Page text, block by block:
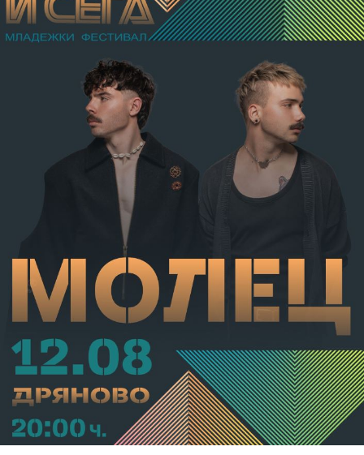
разстройство на здравето, неопасно за живота.
Престъплението бе класифицирано по чл.131 ал.1
т.12 пр.1, вр. чл.130 ал.1 от НК, като А.Н. е освободен
от наказателна отговорност и му е наложено
административно наказание по реда на чл.78а ал.1
от НК – глоба в размер на 306,77 евро.
С постановление на Районна прокуратура-Габрово
В.А. е бил задържан за срок до 72 часа, а с
определение на Районен съд-Габрово спрямо него е
взета мярка за неотклонение „домашен арест“.
Съдебният акт е окончателен.